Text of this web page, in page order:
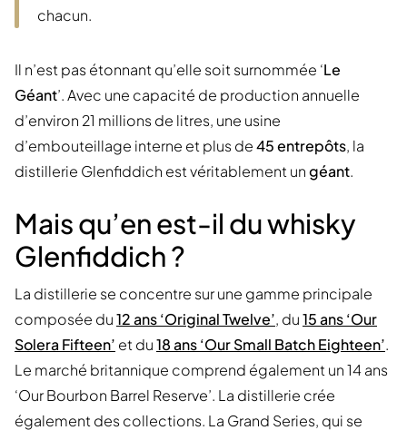
chacun.
Il n’est pas étonnant qu’elle soit surnommée ‘Le
Géant’. Avec une capacité de production annuelle
d’environ 21 millions de litres, une usine
d’embouteillage interne et plus de45 entrepôts, la
distillerie Glenfiddich est véritablement ungéant.
Mais qu’en est-il du whisky
Glenfiddich ?
La distillerie se concentre sur une gamme principale
composée du12 ans ‘Original Twelve’, du15 ans ‘Our
Solera Fifteen’ et du18 ans ‘Our Small Batch Eighteen’.
Le marché britannique comprend également un 14 ans
‘Our Bourbon Barrel Reserve’. La distillerie crée
également des collections. La Grand Series, qui se